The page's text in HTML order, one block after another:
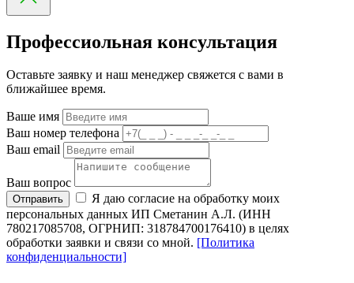
Профессиольная консультация
Оставьте заявку и наш менеджер свяжется с вами в
ближайшее время.
Ваше имя
Ваш номер телефона
Ваш email
Ваш вопрос
Отправить
Я даю согласие на обработку моих
персональных данных ИП Сметанин А.Л. (ИНН
780217085708, ОГРНИП: 318784700176410) в целях
обработки заявки и связи со мной. [Политика
конфиденциальности]